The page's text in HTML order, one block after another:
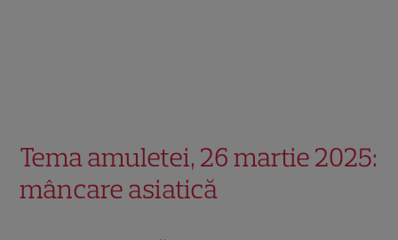
Tema amuletei, 26 martie 2025:
mâncare asiatică